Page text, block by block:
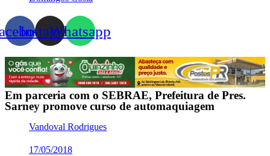
InstagramWhatsapp
Em parceria com o SEBRAE, Prefeitura de Pres.
Sarney promove curso de automaquiagem
Vandoval Rodrigues
17/05/2018